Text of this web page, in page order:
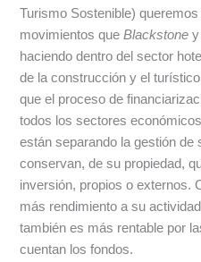
Turismo Sostenible)
movimientos queBlackstone y
haciendo dentro del sector
de la construcción y el
que el proceso de
todos los sectores
están separando la gestión de
conservan, de su propiedad,
inversión, propios o externos.
más rendimiento a su
también es más rentable por
cuentan los fondos.